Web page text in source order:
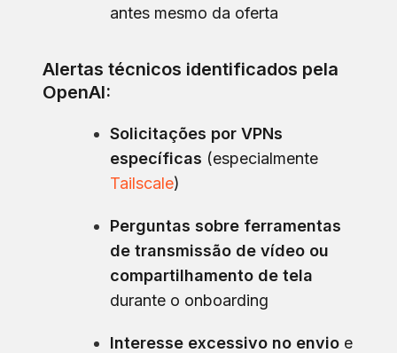
antes mesmo da oferta
Alertas técnicos identificados pela
OpenAI:
Solicitações por VPNs
específicas (especialmente
Tailscale)
Perguntas sobre ferramentas
de transmissão de vídeo ou
compartilhamento de tela
durante o onboarding
Interesse excessivo no envio e